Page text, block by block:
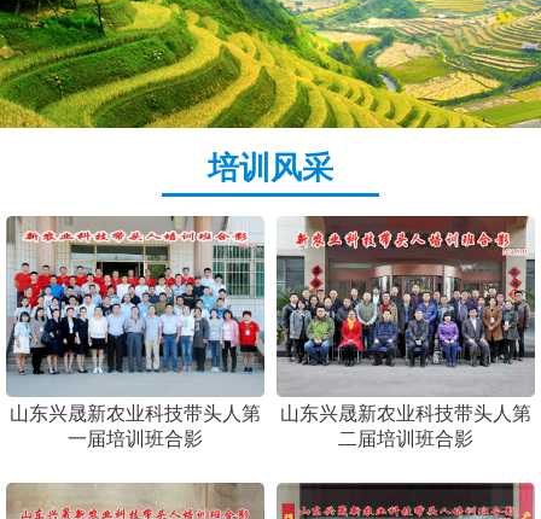
1 2
培训风采
山东兴晟新农业科技带头人第
一届培训班合影
山东兴晟新农业科技带头人第
二届培训班合影